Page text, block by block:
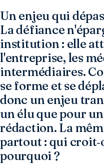
Un enjeu qui
La défiance
institution : elle
l'entreprise, les
intermédiaires.
se forme et se
donc un enjeu
un élu que pour
rédaction. La
partout : qui
pourquoi ?